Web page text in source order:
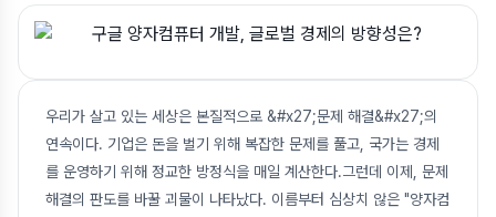
우리가 살고 있는 세상은 본질적으로 &#x27;문제 해결&#x27;의
연속이다. 기업은 돈을 벌기 위해 복잡한 문제를 풀고, 국가는 경제
를 운영하기 위해 정교한 방정식을 매일 계산한다.그런데 이제, 문제
해결의 판도를 바꿀 괴물이 나타났다. 이름부터 심상치 않은 "양자컴